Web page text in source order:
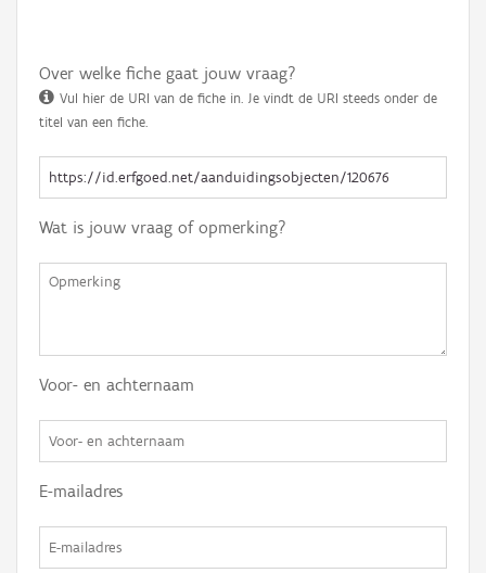
Over welke fiche gaat jouw vraag?
Vul hier de URI van de fiche in. Je vindt de URI steeds onder de
titel van een fiche.
Wat is jouw vraag of opmerking?
Voor- en achternaam
E-mailadres